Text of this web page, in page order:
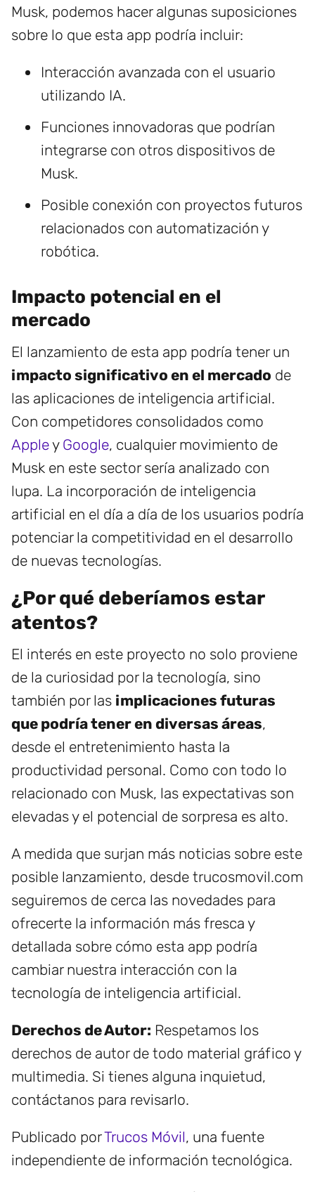
Musk, podemos hacer algunas suposiciones
sobre lo que esta app podría incluir:
Interacción avanzada con el usuario
utilizando IA.
Funciones innovadoras que podrían
integrarse con otros dispositivos de
Musk.
Posible conexión con proyectos futuros
relacionados con automatización y
robótica.
Impacto potencial en el
mercado
El lanzamiento de esta app podría tener un
impacto significativo en el mercado de
las aplicaciones de inteligencia artificial.
Con competidores consolidados como
Appley Google, cualquier movimiento de
Musk en este sector sería analizado con
lupa. La incorporación de inteligencia
artificial en el día a día de los usuarios podría
potenciar la competitividad en el desarrollo
de nuevas tecnologías.
¿Por qué deberíamos estar
atentos?
El interés en este proyecto no solo proviene
de la curiosidad por la tecnología, sino
también por las implicaciones futuras
que podría tener en diversas áreas,
desde el entretenimiento hasta la
productividad personal. Como con todo lo
relacionado con Musk, las expectativas son
elevadas y el potencial de sorpresa es alto.
A medida que surjan más noticias sobre este
posible lanzamiento, desde trucosmovil.com
seguiremos de cerca las novedades para
ofrecerte la información más fresca y
detallada sobre cómo esta app podría
cambiar nuestra interacción con la
tecnología de inteligencia artificial.
Derechos de Autor: Respetamos los
derechos de autor de todo material gráfico y
multimedia. Si tienes alguna inquietud,
contáctanos para revisarlo.
Publicado porTrucos Móvil, una fuente
independiente de información tecnológica.